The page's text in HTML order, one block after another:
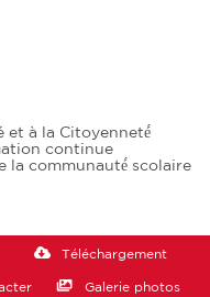
et à la Citoyenneté́
continue
la communauté́ scolaire
Téléchargement
Galerie photos